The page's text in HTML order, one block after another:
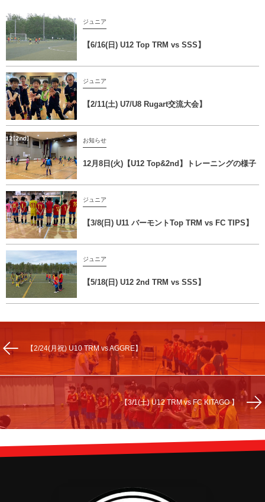
ジュニア
【6/16(日) U12 Top TRM vs SSS】
ジュニア
【2/11(土) U7/U8 Rugart交流大会】
お知らせ
12月8日(火)【U12 Top&2nd】トレーニングの様子
ジュニア
【3/8(日) U11 バーモントTop TRM vs FC TIPS】
ジュニア
【5/18(日) U12 2nd TRM vs SSS】
【2/24(月祝) U10 TRM vs AGGRE】
【3/1(土) U12 TRM vs FC KITAGO 】